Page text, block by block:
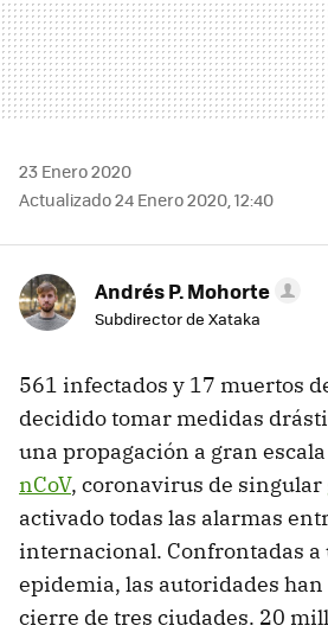
23 Enero 2020
Actualizado 24 Enero 2020, 12:40
Andrés P. Mohorte
Subdirector de Xataka
561 infectados y 17 muertos
decidido tomar medidas
una propagación a gran
nCoV, coronavirus de singular
activado todas las alarmas
internacional. Confrontadas a
epidemia, las autoridades
cierre de tres ciudades. 20